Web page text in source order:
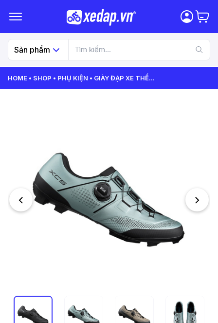
Sản phẩm
HOME SHOP PHỤ KIỆN GIÀY ĐẠP XE THỂ...